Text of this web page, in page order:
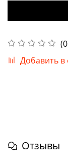
Добавить в
Отзывы